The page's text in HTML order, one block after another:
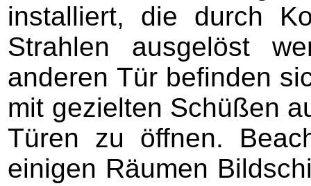
installiert, die durch
Strahlen ausgelöst
anderen Tür befinden
mit gezielten Schüßen
Türen zu öffnen.
einigen Räumen